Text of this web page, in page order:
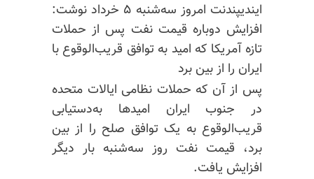
ایندیپندنت امروز سه‌شنبه ۵ خرداد نوشت:
افزایش دوباره قیمت نفت پس از حملات
تازه آمریکا که امید به توافق قریب‌الوقوع با
ایران را از بین برد
پس از آن که حملات نظامی ایالات متحده
در جنوب ایران امیدها به‌دستیابی
قریب‌الوقوع به یک توافق صلح را از بین
برد، قیمت نفت روز سه‌شنبه بار دیگر
افزایش یافت.